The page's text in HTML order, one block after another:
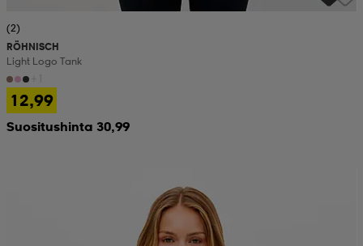
(2)
RÖHNISCH
Light Logo Tank
12,99
Suositushinta 30,99